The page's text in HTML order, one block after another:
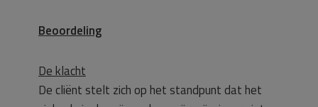
Beoordeling
De klacht
De cliënt stelt zich op het standpunt dat het